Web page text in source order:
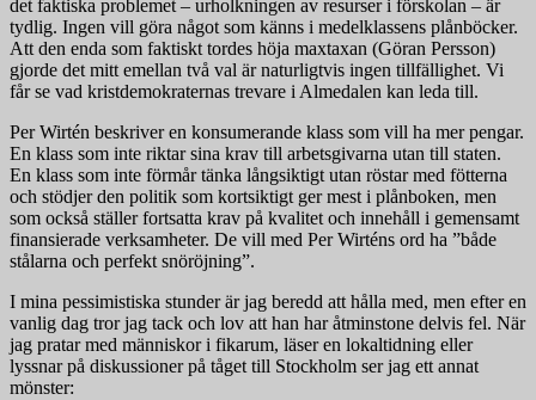
det faktiska problemet – urholkningen av resurser i förskolan – är
tydlig. Ingen vill göra något som känns i medelklassens plånböcker.
Att den enda som faktiskt tordes höja maxtaxan (Göran Persson)
gjorde det mitt emellan två val är naturligtvis ingen tillfällighet. Vi
får se vad kristdemokraternas trevare i Almedalen kan leda till.
Per Wirtén beskriver en konsumerande klass som vill ha mer pengar.
En klass som inte riktar sina krav till arbetsgivarna utan till staten.
En klass som inte förmår tänka långsiktigt utan röstar med fötterna
och stödjer den politik som kortsiktigt ger mest i plånboken, men
som också ställer fortsatta krav på kvalitet och innehåll i gemensamt
finansierade verksamheter. De vill med Per Wirténs ord ha ”både
stålarna och perfekt snöröjning”.
I mina pessimistiska stunder är jag beredd att hålla med, men efter en
vanlig dag tror jag tack och lov att han har åtminstone delvis fel. När
jag pratar med människor i fikarum, läser en lokaltidning eller
lyssnar på diskussioner på tåget till Stockholm ser jag ett annat
mönster: